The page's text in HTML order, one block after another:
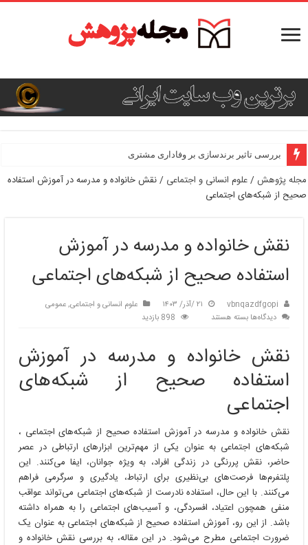
بررسی تاثیر برندسازی بر وفاداری مشتری
مجله پژوهش/علوم انسانی و اجتماعی /نقش خانواده و مدرسه در آموزش استفاده
صحیح از شبکه‌های اجتماعی
نقش خانواده و مدرسه در آموزش
استفاده صحیح از شبکه‌های اجتماعی
vbnqazdfgopi ۲۱ /آذر/ ۱۴۰۳ علوم انسانی و اجتماعی,عمومی
دیدگاه‌هابرای
در
استفاده
از
شبکه‌های
اجتماعی
بسته هستند 898 بازدید
نقش خانواده و مدرسه در آموزش
استفاده صحیح از شبکه‌های
اجتماعی
نقش خانواده و مدرسه در آموزش استفاده صحیح از شبکه‌های اجتماعی ،
شبکه‌های اجتماعی به عنوان یکی از مهم‌ترین ابزارهای ارتباطی در عصر
حاضر، نقش پررنگی در زندگی افراد، به ویژه جوانان، ایفا می‌کنند. این
پلتفرم‌ها فرصت‌های بی‌نظیری برای ارتباط، یادگیری و سرگرمی فراهم
می‌کنند. با این حال، استفاده نادرست از شبکه‌های اجتماعی می‌تواند عواقب
منفی همچون اعتیاد، افسردگی، و آسیب‌های اجتماعی را به همراه داشته
باشد. از این رو، آموزش استفاده صحیح از شبکه‌های اجتماعی به عنوان یک
ضرورت اجتماعی مطرح می‌شود. در این مقاله، به بررسی نقش خانواده و